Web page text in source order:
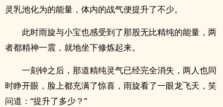
灵乳池化为的能量，体内的战气便提升了不少。
此时雨旋与小宝也感受到了那股无比精纯的能量，两
者都精神一震，就地坐下修炼起来。
一刻钟之后，那道精纯灵气已经完全消失，两人也同
时睁开眼，脸上都充满了惊喜，雨旋看了一眼龙飞天，笑
问道：“提升了多少？”